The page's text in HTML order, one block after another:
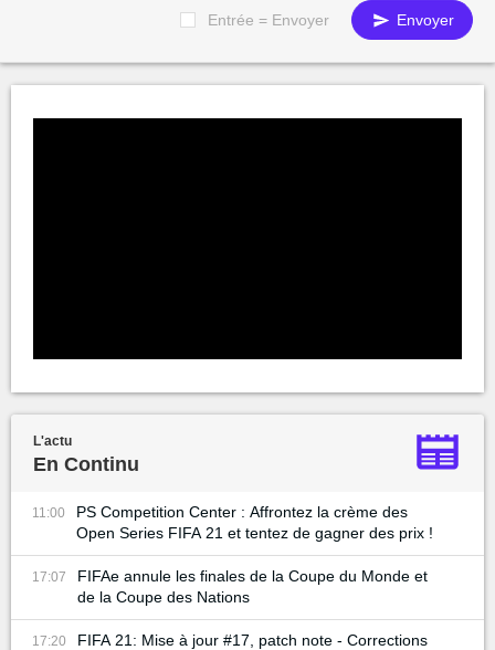
Entrée = Envoyer Envoyer
L'actu
En Continu
11:00
PS Competition Center : Affrontez la crème des
Open Series FIFA 21 et tentez de gagner des prix !
17:07
FIFAe annule les finales de la Coupe du Monde et
de la Coupe des Nations
17:20
FIFA 21: Mise à jour #17, patch note - Corrections